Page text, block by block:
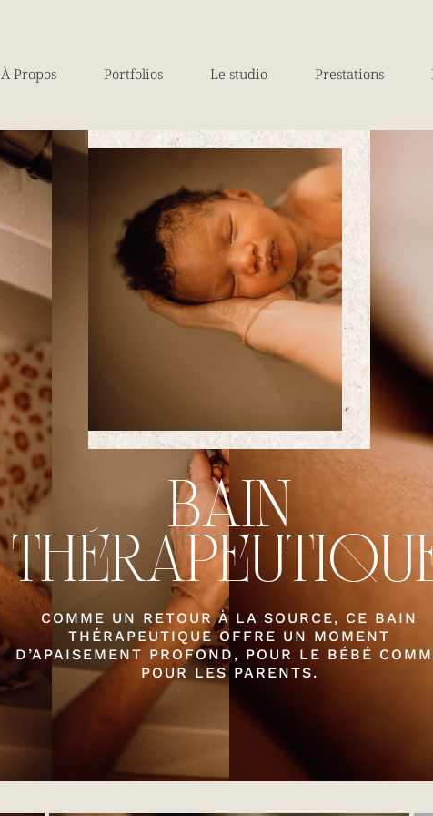
À Propos Portfolios Le studio Prestations
BAIN
COMME UN RETOUR À LA SOURCE, CE BAIN
THÉRAPEUTIQUE OFFRE UN MOMENT
D’APAISEMENT PROFOND, POUR LE BÉBÉ
POUR LES PARENTS.